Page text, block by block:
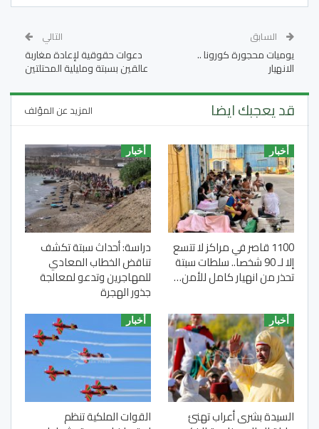
السابق
يوميات محجورة كورونا ..
الانهيار
التالي
دعوات حقوقية لإعادة مغاربة
عالقين بسبتة ومليلية المحتلتين
قد يعجبك ايضا المزيد عن المؤلف
أخبار
1100 قاصر في مراكز لا تتسع
إلا لـ 90 شخصا.. سلطات سبتة
تحذر من انهيار كامل للأمن…
أخبار
دراسة: أحداث سبتة تكشف
تناقض الخطاب المعادي
للمهاجرين وتدعو لمعالجة
جذور الهجرة
أخبار
السيدة بشرى أعراب تهنئ
أخبار
القوات الملكية تنظم